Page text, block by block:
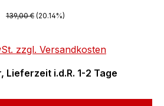
Regulärer Preis:
139,00 € (20.14%)
zzgl. Versandkosten
i.d.R. 1-2 Tage